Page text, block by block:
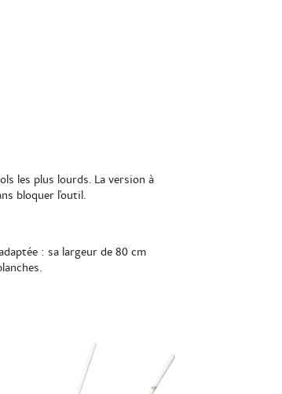
les plus lourds. La version à
bloquer l'outil.
: sa largeur de 80 cm